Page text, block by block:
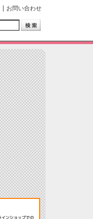
お問い合わせ